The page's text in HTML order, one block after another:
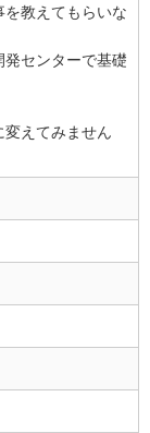
教えてもらいな
センターで基礎
えてみません